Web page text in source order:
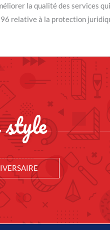
la qualité des services
relative à la protection
style